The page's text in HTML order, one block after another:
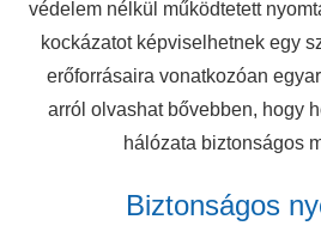
védelem nélkül működtetett
kockázatot képviselhetnek egy
erőforrásaira vonatkozóan
arról olvashat bővebben, hogy
hálózata biztonságos
Biztonságos